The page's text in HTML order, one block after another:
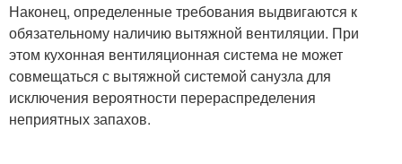
Наконец, определенные требования выдвигаются к
обязательному наличию вытяжной вентиляции. При
этом кухонная вентиляционная система не может
совмещаться с вытяжной системой санузла для
исключения вероятности перераспределения
неприятных запахов.